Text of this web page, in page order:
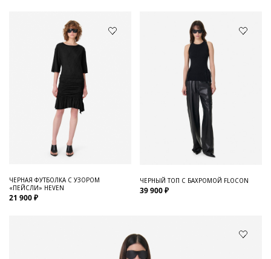
ЧЕРНАЯ ФУТБОЛКА С УЗОРОМ
«ПЕЙСЛИ» HEVEN
21 900 ₽
ЧЕРНЫЙ ТОП С БАХРОМОЙ FLOCON
39 900 ₽